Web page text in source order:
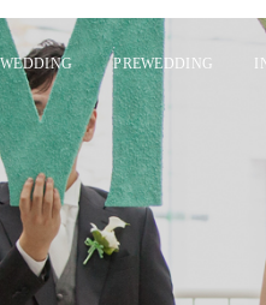
WEDDING PREWEDDING